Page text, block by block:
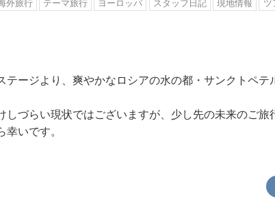
外旅行 テーマ旅行 ヨーロッパ スタッフ日記 現地情報
ツ
テージより、爽やかなロシアの水の都・サンクトペテ
しづらい現状ではございますが、少し先の未来のご旅
いです。